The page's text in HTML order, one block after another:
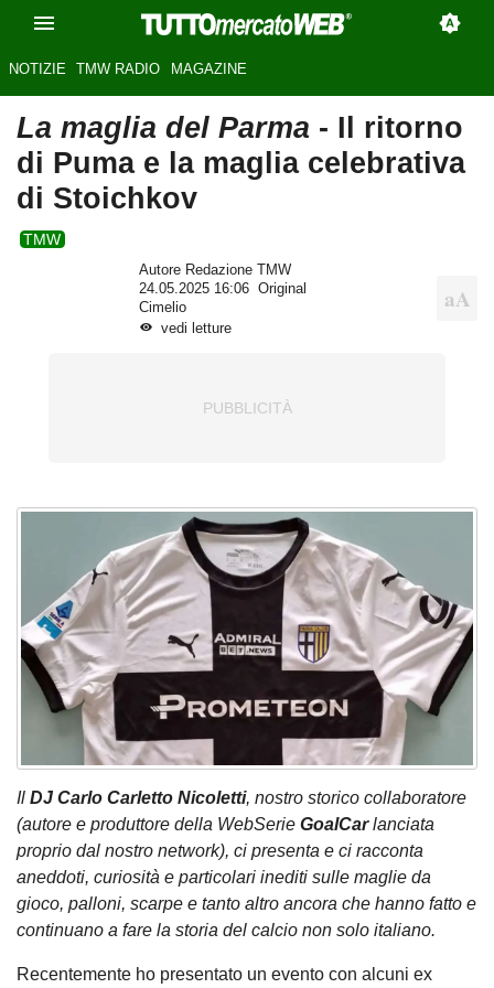
NOTIZIE TMW RADIO MAGAZINE
La maglia del Parma - Il ritorno
di Puma e la maglia celebrativa
di Stoichkov
TMW
Autore Redazione TMW
24.05.2025 16:06
Original
Cimelio
vedi letture
Il DJ Carlo Carletto Nicoletti, nostro storico collaboratore
(autore e produttore della WebSerie GoalCarlanciata
proprio dal nostro network), ci presenta e ci racconta
aneddoti, curiosità e particolari inediti sulle maglie da
gioco, palloni, scarpe e tanto altro ancora che hanno fatto e
continuano a fare la storia del calcio non solo italiano.
Recentemente ho presentato un evento con alcuni ex